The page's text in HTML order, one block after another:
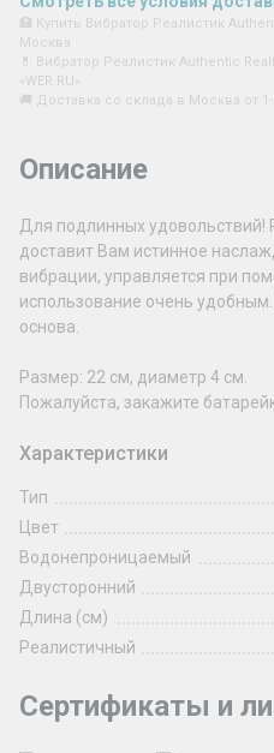
🏥 Купить Вибратор Реалистик
Москва
💊 Вибратор Реалистик Authentic
«WER.RU»
🚚 Доставка со склада в Москва от
Описание
Для подлинных удовольствий!
доставит Вам истинное
вибрации, управляется при
использование очень
основа.
Размер: 22 см, диаметр 4 см.
Пожалуйста, закажите
Характеристики
Тип
Цвет
Водонепроницаемый
Двусторонний
Длина (см)
Реалистичный
Сертификаты и